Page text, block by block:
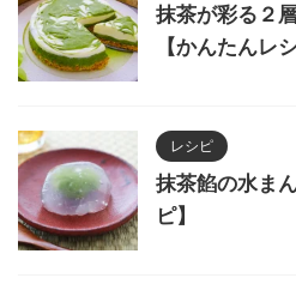
抹茶が彩る２
【かんたんレ
レシピ
抹茶餡の水ま
ピ】